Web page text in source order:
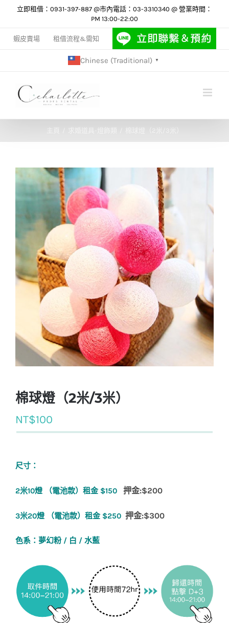
content
立即租借：0931-397-887 @市內電話：03-3310340 @ 營業時間：
PM 13:00-22:00
蝦皮賣場 租借流程&需知
Chinese (Traditional) ▼
求婚道具-燈飾類 棉球燈（2米/3米）
棉球燈（2米/3米）
NT$100
尺寸：
2米10燈 （電池款）租金 $150 押金:$200
3米20燈 （電池款）租金 $250 押金:$300
色系：夢幻粉 / 白 / 水藍